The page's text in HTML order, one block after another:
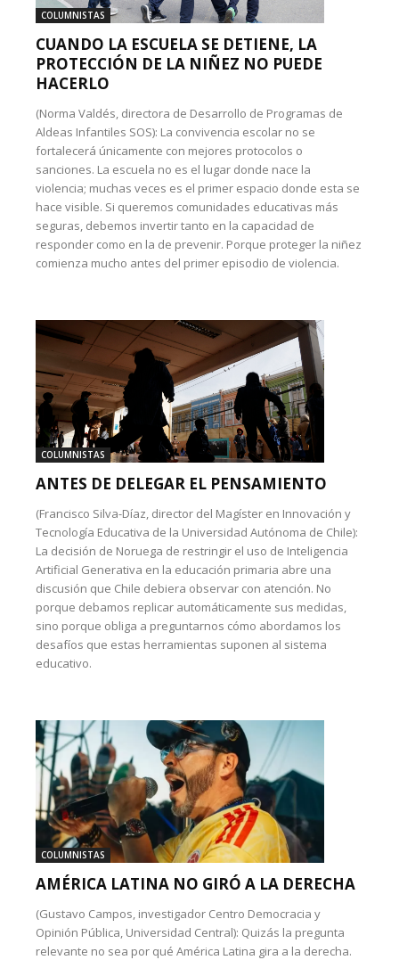
COLUMNISTAS
CUANDO LA ESCUELA SE DETIENE, LA
PROTECCIÓN DE LA NIÑEZ NO PUEDE
HACERLO
(Norma Valdés, directora de Desarrollo de Programas de
Aldeas Infantiles SOS): La convivencia escolar no se
fortalecerá únicamente con mejores protocolos o
sanciones. La escuela no es el lugar donde nace la
violencia; muchas veces es el primer espacio donde esta se
hace visible. Si queremos comunidades educativas más
seguras, debemos invertir tanto en la capacidad de
responder como en la de prevenir. Porque proteger la niñez
comienza mucho antes del primer episodio de violencia.
COLUMNISTAS
ANTES DE DELEGAR EL PENSAMIENTO
(Francisco Silva-Díaz, director del Magíster en Innovación y
Tecnología Educativa de la Universidad Autónoma de Chile):
La decisión de Noruega de restringir el uso de Inteligencia
Artificial Generativa en la educación primaria abre una
discusión que Chile debiera observar con atención. No
porque debamos replicar automáticamente sus medidas,
sino porque obliga a preguntarnos cómo abordamos los
desafíos que estas herramientas suponen al sistema
educativo.
COLUMNISTAS
AMÉRICA LATINA NO GIRÓ A LA DERECHA
(Gustavo Campos, investigador Centro Democracia y
Opinión Pública, Universidad Central): Quizás la pregunta
relevante no sea por qué América Latina gira a la derecha.